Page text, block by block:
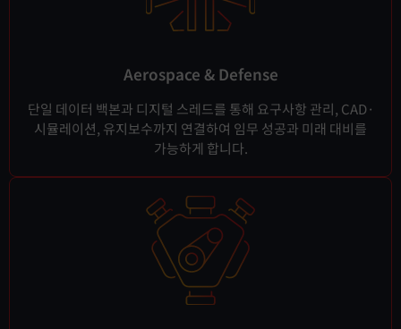
Aerospace & Defense
단일 데이터 백본과 디지털 스레드를 통해 요구사항 관리, CAD·
시뮬레이션, 유지보수까지 연결하여 임무 성공과 미래 대비를
가능하게 합니다.